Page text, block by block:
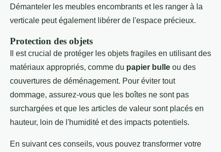
Démanteler les meubles encombrants et les ranger à la
verticale peut également libérer de l'espace précieux.
Protection des objets
Il est crucial de protéger les objets fragiles en utilisant des
matériaux appropriés, comme du papier bulle ou des
couvertures de déménagement. Pour éviter tout
dommage, assurez-vous que les boîtes ne sont pas
surchargées et que les articles de valeur sont placés en
hauteur, loin de l'humidité et des impacts potentiels.
En suivant ces conseils, vous pouvez transformer votre